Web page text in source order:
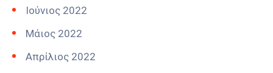
Ιούνιος 2022
Μάιος 2022
Απρίλιος 2022